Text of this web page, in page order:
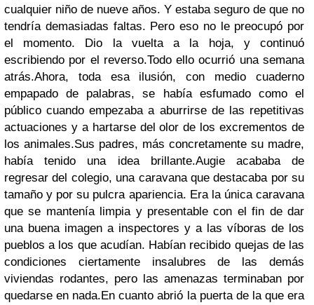
cualquier niño de nueve años. Y estaba seguro de que no
tendría demasiadas faltas. Pero eso no le preocupó por
el momento. Dio la vuelta a la hoja, y continuó
escribiendo por el reverso.Todo ello ocurrió una semana
atrás.Ahora, toda esa ilusión, con medio cuaderno
empapado de palabras, se había esfumado como el
público cuando empezaba a aburrirse de las repetitivas
actuaciones y a hartarse del olor de los excrementos de
los animales.Sus padres, más concretamente su madre,
había tenido una idea brillante.Augie acababa de
regresar del colegio, una caravana que destacaba por su
tamaño y por su pulcra apariencia. Era la única caravana
que se mantenía limpia y presentable con el fin de dar
una buena imagen a inspectores y a las víboras de los
pueblos a los que acudían. Habían recibido quejas de las
condiciones ciertamente insalubres de las demás
viviendas rodantes, pero las amenazas terminaban por
quedarse en nada.En cuanto abrió la puerta de la que era